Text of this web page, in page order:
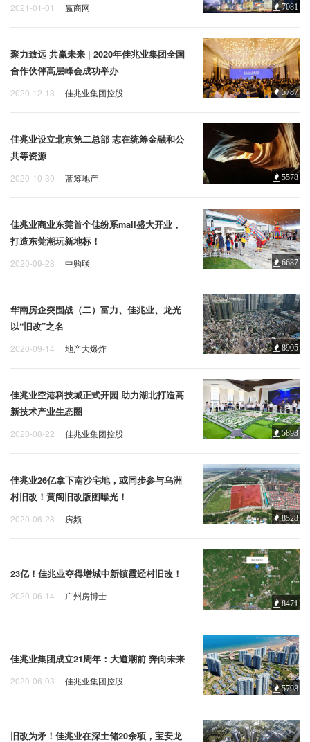
2021-01-01 赢商网 7081
聚力致远 共赢未来 | 2020年佳兆业集团全国
合作伙伴高层峰会成功举办
2020-12-13 佳兆业集团控股 5787
佳兆业设立北京第二总部 志在统筹金融和公
共等资源
2020-10-30 蓝筹地产 5578
佳兆业商业东莞首个佳纷系mall盛大开业，
打造东莞潮玩新地标！
2020-09-28 中购联 6687
华南房企突围战（二）富力、佳兆业、龙光
以“旧改”之名
2020-09-14 地产大爆炸 8905
佳兆业空港科技城正式开园 助力湖北打造高
新技术产业生态圈
2020-08-22 佳兆业集团控股 5893
佳兆业26亿拿下南沙宅地，或同步参与乌洲
村旧改！黄阁旧改版图曝光！
2020-06-28 房频 8528
23亿！佳兆业夺得增城中新镇霞迳村旧改！
2020-06-14 广州房博士
8471
佳兆业集团成立21周年：大道潮前 奔向未来
2020-06-03 佳兆业集团控股
5798
旧改为矛！佳兆业在深土储20余项，宝安龙